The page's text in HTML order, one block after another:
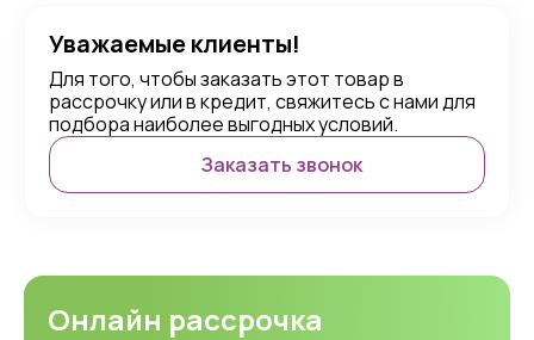
Уважаемые клиенты!
Для того, чтобы заказать этот товар в
рассрочку или в кредит, свяжитесь с нами для
подбора наиболее выгодных условий.
Заказать звонок
Онлайн рассрочка